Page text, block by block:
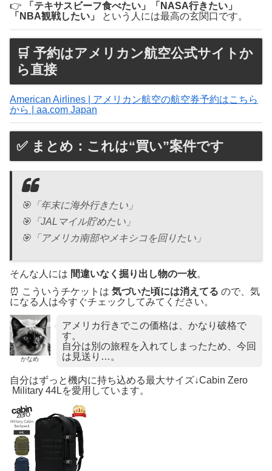
👉
「テキサスビーフ食べたい」「NASA行きたい」
「NBA観戦したい」
という人には最高の玄関口です。
🛒 予約はアメリカン航空公式サイトか
ら直接
American Airlines | アメリカン航空の航空券予約はこちら
から | aa.com Japan
✅ まとめ：これは“買い”案件です
🎯「年末に海外行きたい」
🎯「JALマイル貯めたい」
🎯「アメリカ南部やメキシコを回りたい」
そんな人には 間違いなく掘り出し物の一枚。
⏰ こういうチケットは 気づいた頃には消えてる ので、気
になる人は今すぐチェックしてみてください。
かなめ
アメリカ行きでこの価格は、かなり破格で
す。
自分は別の旅程を入れてしまったため、今回
は見送り…。
自分はずっと機内に持ち込める最大サイズ↓Cabin Zero
Military 44Lを愛用しています。